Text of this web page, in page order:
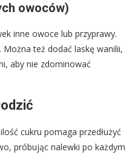
owoców)
inne owoce lub przyprawy.
też dodać laskę wanilii,
aby nie zdominować
cukru pomaga przedłużyć
próbując nalewki po każdym